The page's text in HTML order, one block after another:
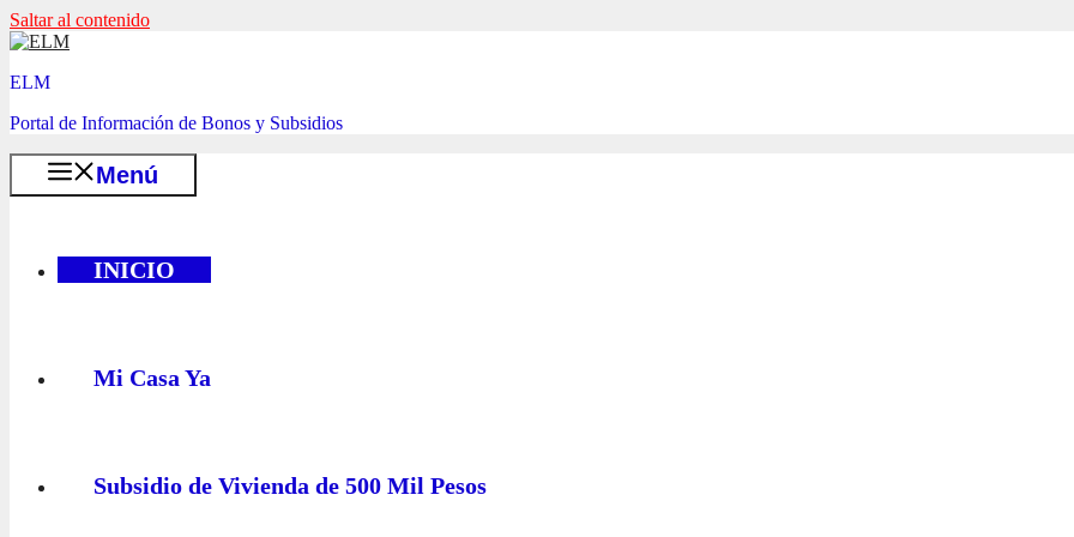
Saltar al contenido
ELM
Portal de Información de Bonos y Subsidios
Menú
INICIO
Mi Casa Ya
Subsidio de Vivienda de 500 Mil Pesos